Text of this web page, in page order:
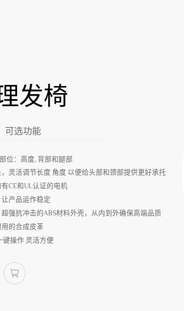
发椅
可选功能
位：高度, 背部和腿部
灵活调节长度 角度 以便给头部和颈部提供更好承托
CE和UL认证的电机
产品运作稳定
强抗冲击的ABS材料外壳，从内到外确保高端品质
的合成皮革
键操作 灵活方便